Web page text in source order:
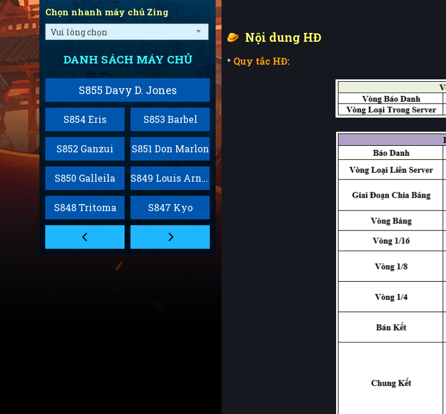
Chọn nhanh máy chủ Zing
Vui lòng chọn
DANH SÁCH MÁY CHỦ
S855 Davy D. Jones
S854 Eris S853 Barbel
S852 Ganzui S851 Don Marlon
S850 Galleila S849 Louis Arnote
S848 Tritoma S847 Kyo
Nội dung HĐ
Quy tắc HĐ: